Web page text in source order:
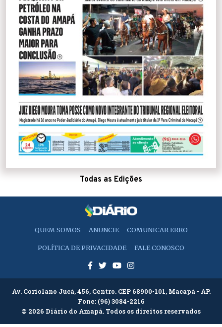
Todas as Edições
QUEM SOMOS ANUNCIE COMUNICAR ERRO
POLÍTICA DE PRIVACIDADE FALE CONOSCO
Av. Coriolano Jucá, 456, Centro. CEP 68900-101, Macapá - AP.
Fone: (96) 3084-2216
© 2026 Diário do Amapá. Todos os direitos reservados